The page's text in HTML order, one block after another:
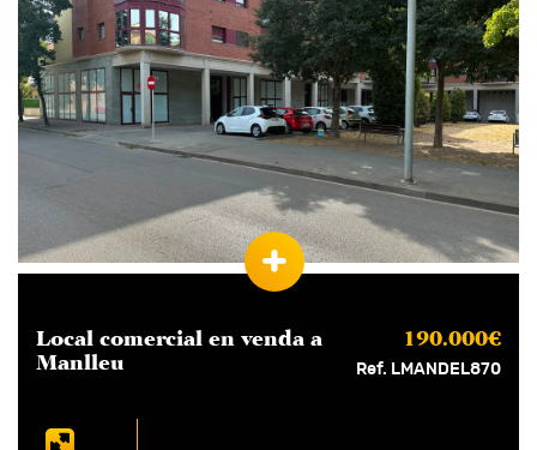
Habitacions
1+ 2+ 3+ 4+
3+ 4+
Obra nova
Pàrquing
Local comercial en venda a
Manlleu
190.000€
Ref. LMANDEL870